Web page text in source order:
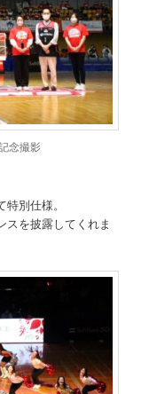
念撮影
別仕様。
スを披露してくれま